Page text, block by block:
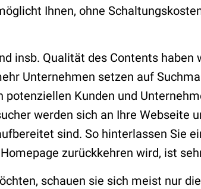
Ihnen, ohne
insb. Qualität des Contents haben
Unternehmen setzen auf
Kunden und
werden sich an Ihre Webseite
sind. So hinterlassen Sie
zurückkehren wird, ist
schauen sie sich meist nur